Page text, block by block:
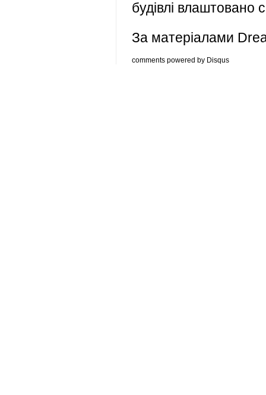
будівлі влаштовано
За матеріалами
comments powered by Disqus